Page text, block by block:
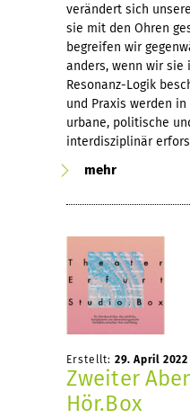
verändert sich
sie mit den Ohren
begreifen wir
anders, wenn wir sie
Resonanz-Logik
und Praxis werden
urbane, politische
interdisziplinär
mehr
Erstellt: 29. April 2022
Zweiter
Hör.Box